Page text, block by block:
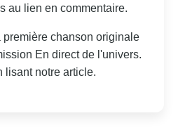
au lien en commentaire.
chanson originale
En direct de l'univers.
lisant notre article.